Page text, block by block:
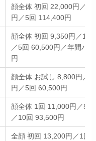
顔全体 初回 22,000円／1
円／5回 114,400円
顔全体 初回 9,350円／1回
／5回 60,500円／年間パ
円
顔全体 お試し 8,800円／1
円／5回 60,500円
顔全体 1回 11,000円／5
／10回 93,500円
全顔 初回 13,200円／1回